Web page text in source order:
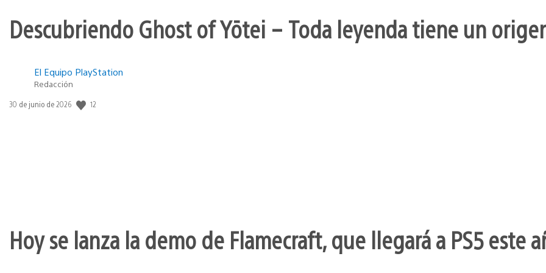
Descubriendo Ghost of Yōtei – Toda leyenda tiene un
El Equipo PlayStation
Redacción
Fecha
30 de junio de 2026 12
Hoy se lanza la demo de Flamecraft, que llegará a PS5 este